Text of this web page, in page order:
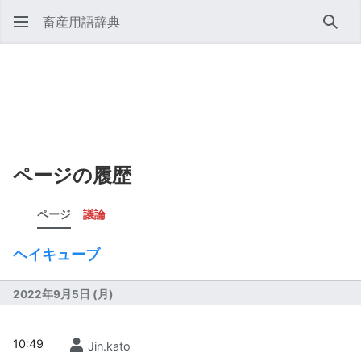
畜産用語辞典 検索
ページの履歴
ページ 議論
ヘイキューブ
2022年9月5日 (月)
Jin.kato
10:49